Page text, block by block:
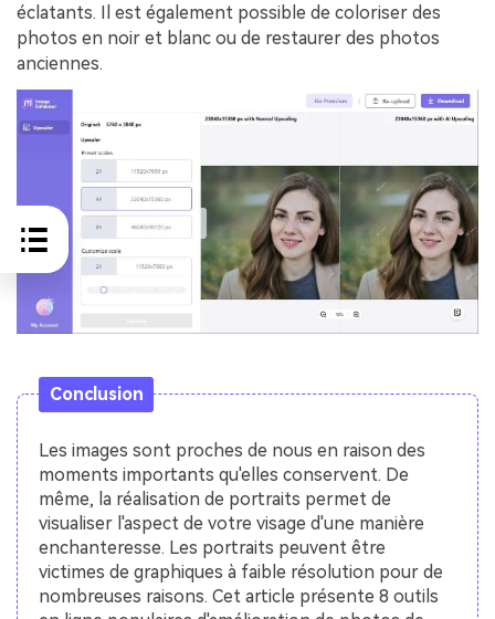
éclatants. Il est également possible de coloriser des
photos en noir et blanc ou de restaurer des photos
anciennes.
Conclusion
Les images sont proches de nous en raison des
moments importants qu'elles conservent. De
même, la réalisation de portraits permet de
visualiser l'aspect de votre visage d'une manière
enchanteresse. Les portraits peuvent être
victimes de graphiques à faible résolution pour de
nombreuses raisons. Cet article présente 8 outils